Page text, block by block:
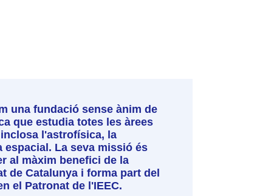
una fundació sense ànim de
que estudia totes les àrees
l'astrofísica, la
espacial. La seva missió és
al màxim benefici de la
de Catalunya i forma part del
el Patronat de l'IEEC.